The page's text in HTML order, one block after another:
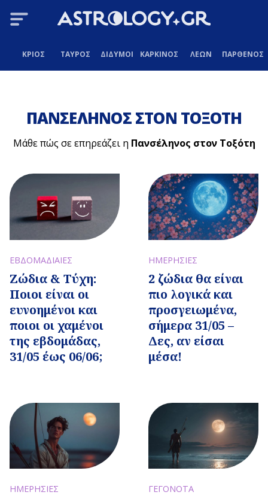
ΚΡΙΟΣ ΤΑΥΡΟΣ ΔΙΔΥΜΟΙ ΚΑΡΚΙΝΟΣ ΛΕΩΝ ΠΑΡΘΕΝΟΣ
ΠΑΝΣΕΛΗΝΟΣ ΣΤΟΝ ΤΟΞΟΤΗ
Μάθε πώς σε επηρεάζει η Πανσέληνος στον Τοξότη
ΕΒΔΟΜΑΔΙΑΙΕΣ
Ζώδια & Τύχη:
Ποιοι είναι οι
ευνοημένοι και
ποιοι οι χαμένοι
της εβδομάδας,
31/05 έως 06/06;
ΗΜΕΡΗΣΙΕΣ
2 ζώδια θα είναι
πιο λογικά και
προσγειωμένα,
σήμερα 31/05 –
Δες, αν είσαι
μέσα!
ΗΜΕΡΗΣΙΕΣ ΓΕΓΟΝΟΤΑ